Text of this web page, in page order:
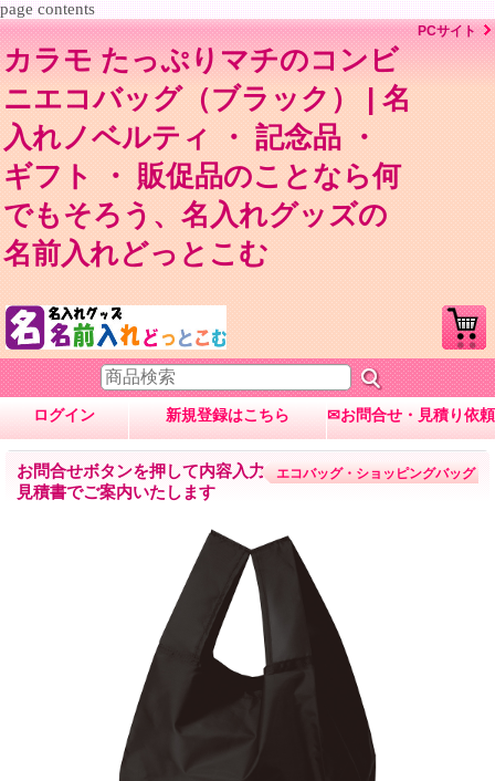
page contents
カラモ たっぷりマチのコンビ
ニエコバッグ（ブラック） | 名
入れノベルティ ・ 記念品 ・
ギフト ・ 販促品のことなら何
でもそろう、名入れグッズの
名前入れどっとこむ
PCサイト
ログイン 新規登録はこちら ✉お問合せ・見積り依頼
お問合せボタンを押して内容入力→数量・内容に応じて
見積書でご案内いたします
エコバッグ・ショッピングバッグ